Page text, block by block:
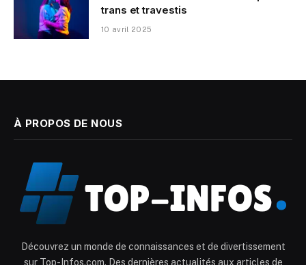
trans et travestis
10 avril 2025
À PROPOS DE NOUS
Découvrez un monde de connaissances et de divertissement
sur Top-Infos.com. Des dernières actualités aux articles de